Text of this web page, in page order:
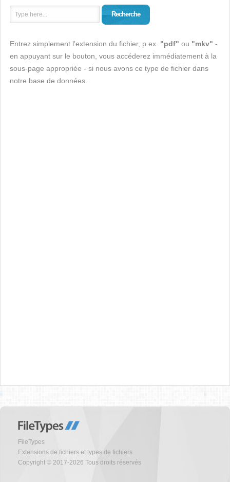
Recherche
Entrez simplement l'extension du fichier, p.ex. "pdf" ou "mkv" -
en appuyant sur le bouton, vous accéderez immédiatement à la
sous-page appropriée - si nous avons ce type de fichier dans
notre base de données.
FileTypes
Extensions de fichiers et types de fichiers
Copyright © 2017-2026 Tous droits réservés